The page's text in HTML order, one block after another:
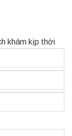
khám kịp thời